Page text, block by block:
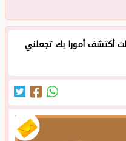
أكتشف أمورا بك تجعلني